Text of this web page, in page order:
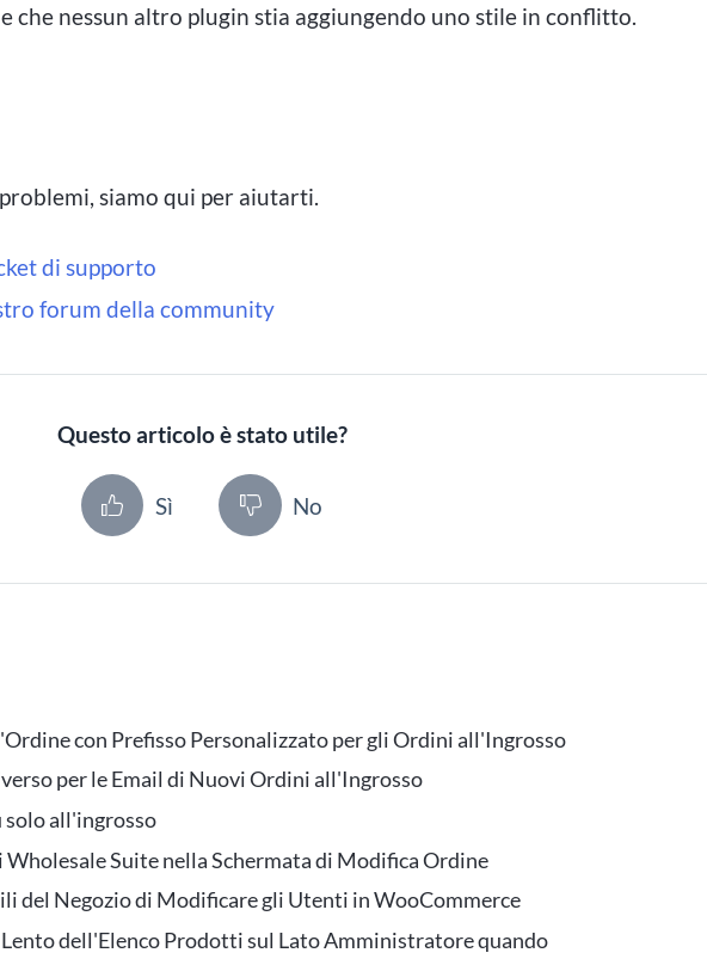
che nessun altro plugin stia aggiungendo uno stile in conflitto.
siamo qui per aiutarti.
di supporto
forum della community
Questo articolo è stato utile?
Sì No
con Prefisso Personalizzato per gli Ordini all'Ingrosso
per le Email di Nuovi Ordini all'Ingrosso
solo all'ingrosso
Suite nella Schermata di Modifica Ordine
del Negozio di Modificare gli Utenti in WooCommerce
dell'Elenco Prodotti sul Lato Amministratore quando